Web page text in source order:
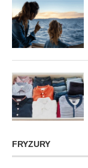
FRYZURY